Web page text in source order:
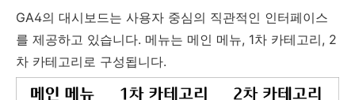
GA4의 대시보드는 사용자 중심의 직관적인 인터페이스
를 제공하고 있습니다. 메뉴는 메인 메뉴, 1차 카테고리, 2
차 카테고리로 구성됩니다.